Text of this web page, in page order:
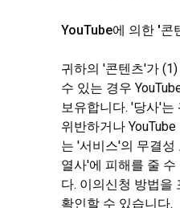
YouTube에 의한 '콘
귀하의 '콘텐츠'가
수 있는 경우
보유합니다. '당사'
위반하거나
는 '서비스'의 무결성
열사'에 피해를 줄
다. 이의신청 방법을
확인할 수 있습니다.